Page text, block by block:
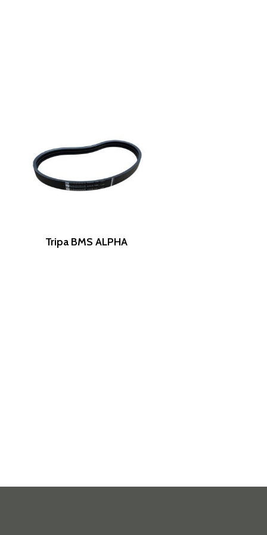
Leer Más
Tripa BMS ALPHA